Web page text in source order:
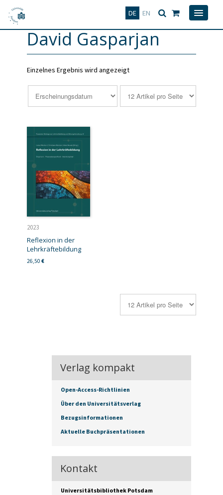
DE EN
Deutsch
David Gasparjan
Einzelnes Ergebnis wird angezeigt
2023
Reflexion in der
Lehrkräftebildung
26,50 €
Verlag kompakt
Open-Access-Richtlinien
Über den Universitätsverlag
Bezugsinformationen
Aktuelle Buchpräsentationen
Kontakt
Universitätsbibliothek Potsdam